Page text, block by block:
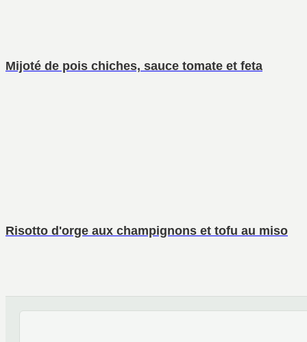
Mijoté de pois chiches, sauce tomate et feta
Risotto d'orge aux champignons et tofu au miso